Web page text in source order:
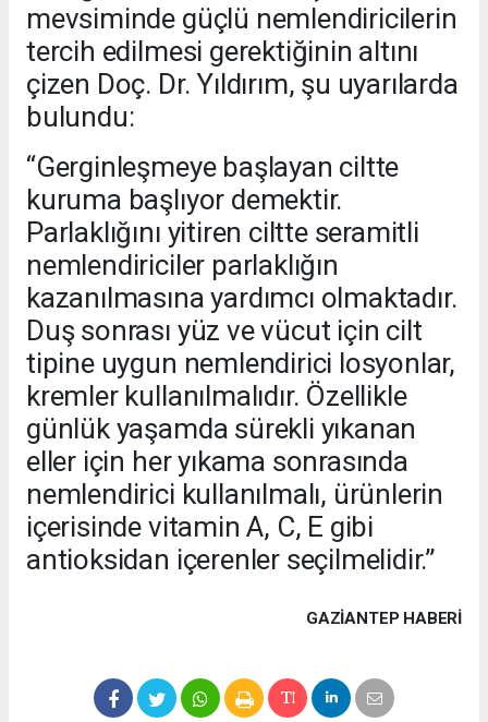
mevsiminde güçlü nemlendiricilerin
tercih edilmesi gerektiğinin altını
çizen Doç. Dr. Yıldırım, şu uyarılarda
bulundu:
“Gerginleşmeye başlayan ciltte
kuruma başlıyor demektir.
Parlaklığını yitiren ciltte seramitli
nemlendiriciler parlaklığın
kazanılmasına yardımcı olmaktadır.
Duş sonrası yüz ve vücut için cilt
tipine uygun nemlendirici losyonlar,
kremler kullanılmalıdır. Özellikle
günlük yaşamda sürekli yıkanan
eller için her yıkama sonrasında
nemlendirici kullanılmalı, ürünlerin
içerisinde vitamin A, C, E gibi
antioksidan içerenler seçilmelidir.”
GAZIANTEP HABERİ